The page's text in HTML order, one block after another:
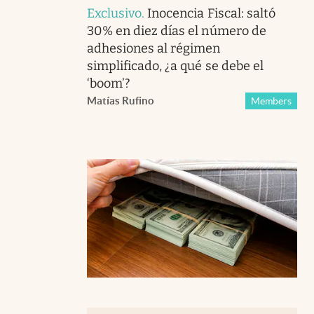
Exclusivo. Inocencia Fiscal: saltó
30% en diez días el número de
adhesiones al régimen
simplificado, ¿a qué se debe el
‘boom’?
Matías Rufino Members